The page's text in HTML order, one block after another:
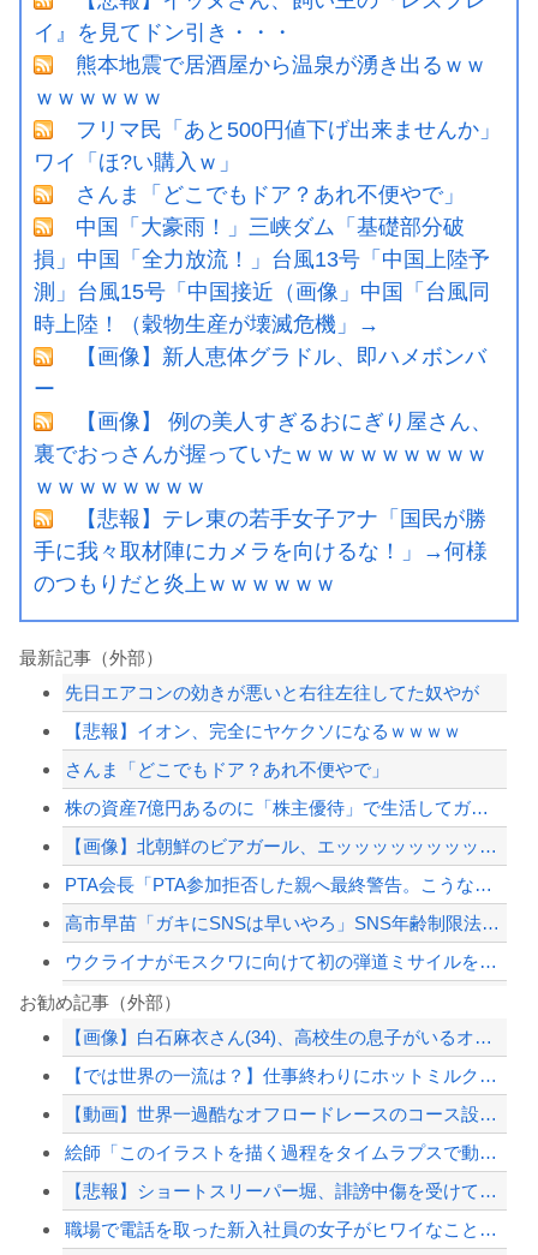
イ』を見てドン引き・・・
熊本地震で居酒屋から温泉が湧き出るｗｗ
ｗｗｗｗｗｗ
フリマ民「あと500円値下げ出来ませんか」
ワイ「ほ?い購入ｗ」
さんま「どこでもドア？あれ不便やで」
中国「大豪雨！」三峡ダム「基礎部分破
損」中国「全力放流！」台風13号「中国上陸予
測」台風15号「中国接近（画像」中国「台風同
時上陸！（穀物生産が壊滅危機」→
【画像】新人恵体グラドル、即ハメボンバ
ー
【画像】 例の美人すぎるおにぎり屋さん、
裏でおっさんが握っていたｗｗｗｗｗｗｗｗｗ
ｗｗｗｗｗｗｗｗ
【悲報】テレ東の若手女子アナ「国民が勝
手に我々取材陣にカメラを向けるな！」→何様
のつもりだと炎上ｗｗｗｗｗｗ
最新記事（外部）
先日エアコンの効きが悪いと右往左往してた奴やが
【悲報】イオン、完全にヤケクソになるｗｗｗｗ
さんま「どこでもドア？あれ不便やで」
株の資産7億円あるのに「株主優待」で生活してガンになる人生・・・
【画像】北朝鮮のビアガール、エッッッッッッッッッッッッッッッッッ！
PTA会長「PTA参加拒否した親へ最終警告。こうなってもいい？」
高市早苗「ガキにSNSは早いやろ」SNS年齢制限法案提出検討
ウクライナがモスクワに向けて初の弾道ミサイルを発射か？！
さんま「どこでもドア？あれ不便やで」
焼き鳥屋さんで鳥刺しを食べた結果・・・
中国、三峡ダムが全開放流。長江流域で深刻な洪水被害
【意味ないのか？】なんと空調服着用の男性作業員が熱中症で死亡‥‥スポドリとゼリー...
【配信者】「金バエ」のSNS更新が1週間途絶え、様々な憶測が飛び交う。1週間ぶり...
【緊急速報】NYで警官が黒人男性の首を絞め、暴動第二波不可避へ
お勧め記事（外部）
【画像】白石麻衣さん(34)、高校生の息子がいるオカンみたいになってしまう
【では世界の一流は？】仕事終わりにホットミルクを飲むのは三流。瞑想するのは二流
【動画】世界一過酷なオフロードレースのコース設計が絶対におかしい（笑）
絵師「このイラストを描く過程をタイムラプスで動画にしました！」→とんでもないもの...
【悲報】ショートスリーパー堀、誹謗中傷を受けて突然泣き出すｗｗｗｗｗｗｗｗ
職場で電話を取った新入社員の女子がヒワイなことを言われてショックを受けたことがあ...